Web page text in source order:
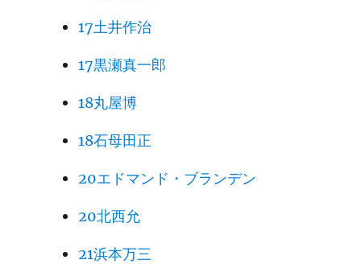
17土井作治
17黒瀬真一郎
18丸屋博
18石母田正
20エドマンド・ブランデン
20北西允
21浜本万三